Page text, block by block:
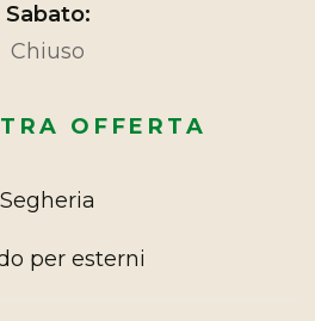
Sabato:
Chiuso
OFFERTA
Segheria
per esterni